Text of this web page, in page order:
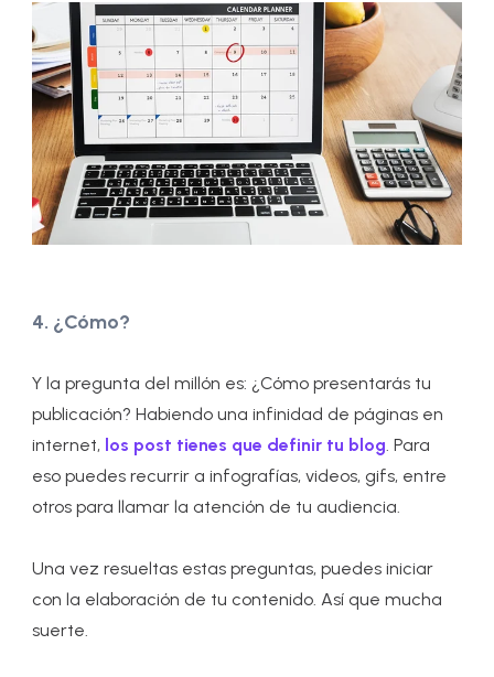
4. ¿Cómo?
Y la pregunta del millón es: ¿Cómo presentarás tu
publicación? Habiendo una infinidad de páginas en
internet, los post tienes que definir tu blog . Para
eso puedes recurrir a infografías, videos, gifs, entre
otros para llamar la atención de tu audiencia.
Una vez resueltas estas preguntas, puedes iniciar
con la elaboración de tu contenido. Así que mucha
suerte.